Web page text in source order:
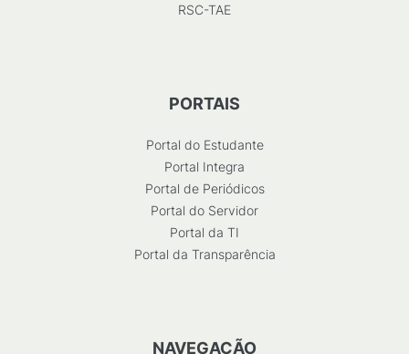
RSC-TAE
PORTAIS
Portal do Estudante
Portal Integra
Portal de Periódicos
Portal do Servidor
Portal da TI
Portal da Transparência
NAVEGAÇÃO